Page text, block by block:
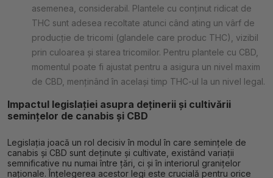
asemenea, considerabil. Plantele cu conținut ridicat de
THC sunt adesea recoltate atunci când ating un vârf de
producție de tricomi (glandele care produc THC), vizibil
prin culoarea și starea tricomilor. Pentru plantele cu CBD,
momentul poate fi ajustat pentru a asigura un nivel maxim
de CBD, menținând în același timp THC-ul la un nivel legal.
Impactul legislației asupra deținerii și cultivării
semințelor de canabis și CBD
Legislația joacă un rol decisiv în modul în care semințele de
canabis și CBD sunt deținute și cultivate, existând variații
semnificative nu numai între țări, ci și în interiorul granițelor
naționale. Înțelegerea acestor legi este crucială pentru orice